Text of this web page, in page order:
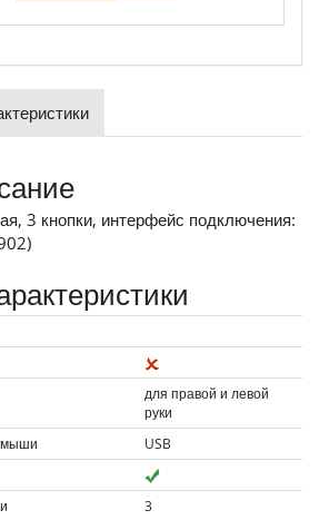
3 кнопки, интерфейс подключения:
для правой и левой
руки
мыши
USB
3